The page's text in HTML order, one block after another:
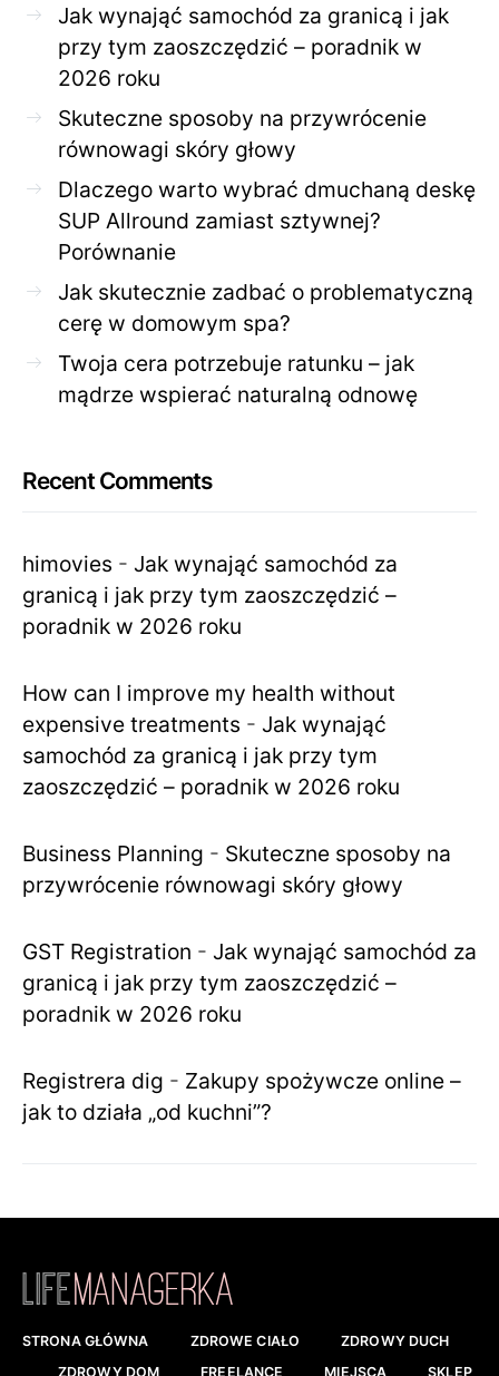
Jak wynająć samochód za granicą i jak
przy tym zaoszczędzić – poradnik w
2026 roku
Skuteczne sposoby na przywrócenie
równowagi skóry głowy
Dlaczego warto wybrać dmuchaną deskę
SUP Allround zamiast sztywnej?
Porównanie
Jak skutecznie zadbać o problematyczną
cerę w domowym spa?
Twoja cera potrzebuje ratunku – jak
mądrze wspierać naturalną odnowę
Recent Comments
himovies - Jak wynająć samochód za
granicą i jak przy tym zaoszczędzić –
poradnik w 2026 roku
How can I improve my health without
expensive treatments - Jak wynająć
samochód za granicą i jak przy tym
zaoszczędzić – poradnik w 2026 roku
Business Planning - Skuteczne sposoby na
przywrócenie równowagi skóry głowy
GST Registration - Jak wynająć samochód za
granicą i jak przy tym zaoszczędzić –
poradnik w 2026 roku
Registrera dig - Zakupy spożywcze online –
jak to działa „od kuchni”?
STRONA GŁÓWNA ZDROWE CIAŁO
ZDROWY DUCH
ZDROWY DOM
FREELANCE MIEJSCA SKLEP